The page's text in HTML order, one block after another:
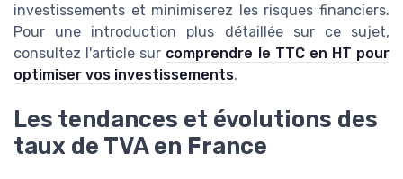
investissements et minimiserez les risques financiers.
Pour une introduction plus détaillée sur ce sujet,
consultez l'article sur comprendre le TTC en HT pour
optimiser vos investissements.
Les tendances et évolutions des
taux de TVA en France